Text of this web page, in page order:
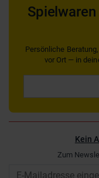
Spielwaren
Persönliche
vor Ort — in
Kein
Zum